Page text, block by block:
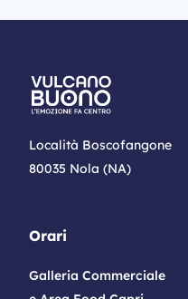
Località Boscofangone
80035 Nola (NA)
Orari
Galleria Commerciale